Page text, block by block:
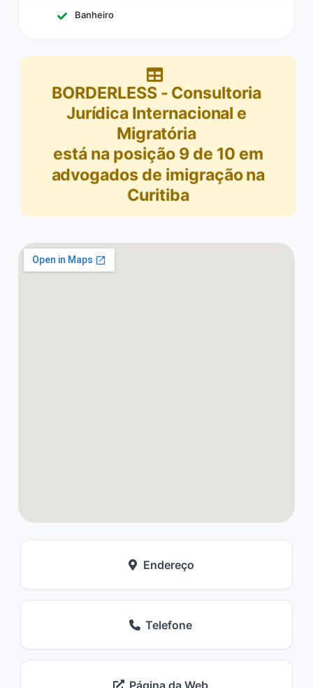
Banheiro
BORDERLESS - Consultoria
Jurídica Internacional e
Migratória
está na posição 9 de 10 em
advogados de imigração na
Curitiba
Endereço
Telefone
Página da Web